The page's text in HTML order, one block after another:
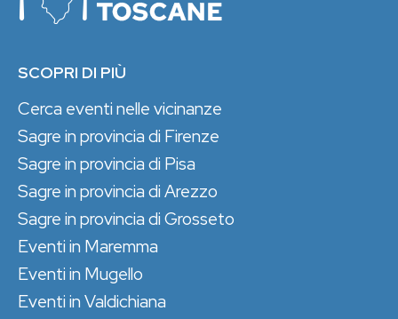
SCOPRI DI PIÙ
Cerca eventi nelle vicinanze
Sagre in provincia di Firenze
Sagre in provincia di Pisa
Sagre in provincia di Arezzo
Sagre in provincia di Grosseto
Eventi in Maremma
Eventi in Mugello
Eventi in Valdichiana